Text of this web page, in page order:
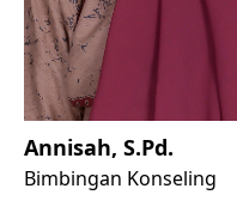
Annisah, S.Pd.
Bimbingan Konseling